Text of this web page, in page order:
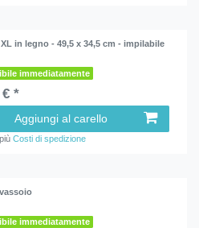
in legno - 49,5 x 34,5 cm - impilabile
immediatamente
€ *
Aggiungi al carello
Costi di spedizione
immediatamente